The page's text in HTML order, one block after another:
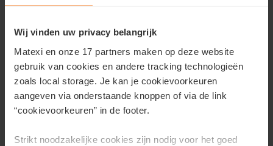
Wij vinden uw privacy belangrijk
Matexi en onze 17 partners maken op deze website
gebruik van cookies en andere tracking technologieën
zoals local storage. Je kan je cookievoorkeuren
aangeven via onderstaande knoppen of via de link
“cookievoorkeuren” in de footer.
Strikt noodzakelijke cookies zijn nodig voor het goed
Vous souhaitez obtenir plus d'informations sur ce projet ou
Remplissez vos coordonnées ici et nous vous contacterons
dans les plus brefs délais.
Prénom*
Nom*